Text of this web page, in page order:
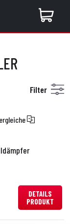
Filter
DETAILS
PRODUKT